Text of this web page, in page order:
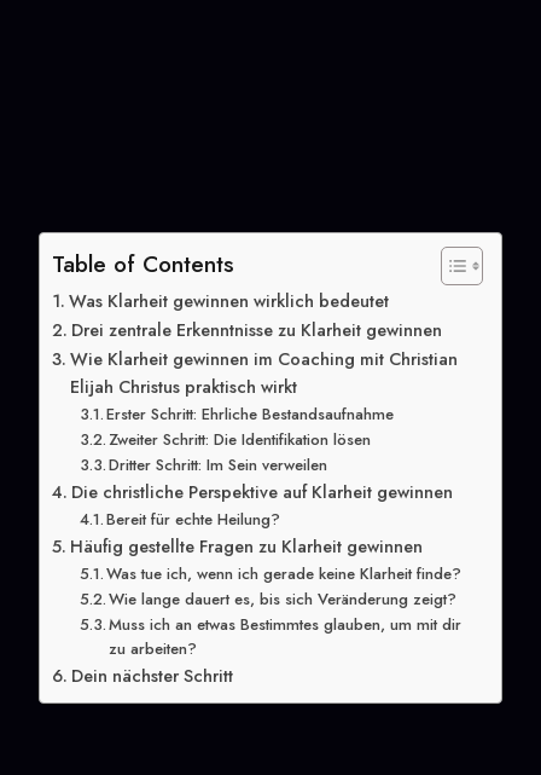
Table of Contents
Was Klarheit gewinnen wirklich bedeutet
Drei zentrale Erkenntnisse zu Klarheit gewinnen
Wie Klarheit gewinnen im Coaching mit Christian
Elijah Christus praktisch wirkt
Erster Schritt: Ehrliche Bestandsaufnahme
Zweiter Schritt: Die Identifikation lösen
Dritter Schritt: Im Sein verweilen
Die christliche Perspektive auf Klarheit gewinnen
Bereit für echte Heilung?
Häufig gestellte Fragen zu Klarheit gewinnen
Was tue ich, wenn ich gerade keine Klarheit finde?
Wie lange dauert es, bis sich Veränderung zeigt?
Muss ich an etwas Bestimmtes glauben, um mit dir
zu arbeiten?
Dein nächster Schritt